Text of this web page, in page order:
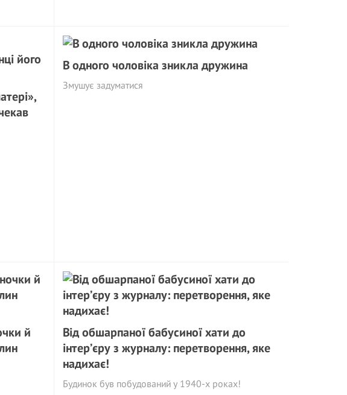
В одного чоловіка зникла дружина
Змушує задуматися
й
Від обшарпаної бабусиної хати до
інтер’єру з журналу: перетворення, яке
надихає!
Будинок був побудований у 1940-х роках!